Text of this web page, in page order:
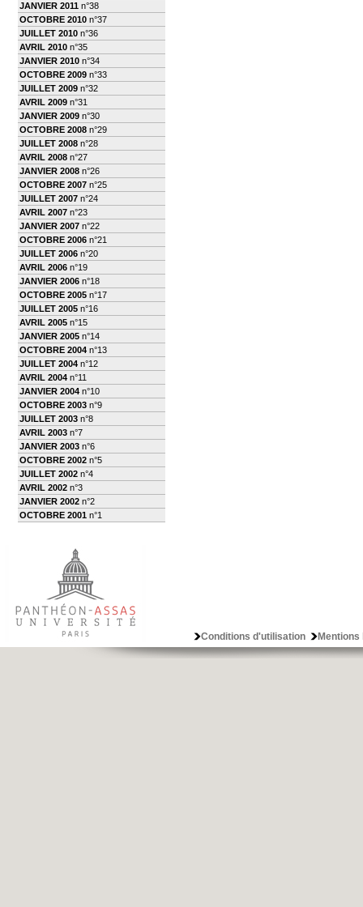
JANVIER 2011 n°38
OCTOBRE 2010 n°37
JUILLET 2010 n°36
AVRIL 2010 n°35
JANVIER 2010 n°34
OCTOBRE 2009 n°33
JUILLET 2009 n°32
AVRIL 2009 n°31
JANVIER 2009 n°30
OCTOBRE 2008 n°29
JUILLET 2008 n°28
AVRIL 2008 n°27
JANVIER 2008 n°26
OCTOBRE 2007 n°25
JUILLET 2007 n°24
AVRIL 2007 n°23
JANVIER 2007 n°22
OCTOBRE 2006 n°21
JUILLET 2006 n°20
AVRIL 2006 n°19
JANVIER 2006 n°18
OCTOBRE 2005 n°17
JUILLET 2005 n°16
AVRIL 2005 n°15
JANVIER 2005 n°14
OCTOBRE 2004 n°13
JUILLET 2004 n°12
AVRIL 2004 n°11
JANVIER 2004 n°10
OCTOBRE 2003 n°9
JUILLET 2003 n°8
AVRIL 2003 n°7
JANVIER 2003 n°6
OCTOBRE 2002 n°5
JUILLET 2002 n°4
AVRIL 2002 n°3
JANVIER 2002 n°2
OCTOBRE 2001 n°1
Conditions d'utilisation Mentions